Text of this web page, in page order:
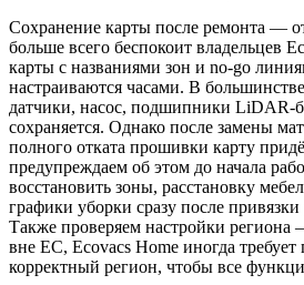
Сохранение карты после ремонта —
больше всего беспокоит владельцев
карты с названиями зон и no-go
настраиваются часами. В
датчики, насос, подшипники LiDAR-
сохраняется. Однако после замены
полного отката прошивки карту
предупреждаем об этом до начала
восстановить зоны, расстановку
графики уборки сразу после привязки
Также проверяем настройки региона
вне ЕС, Ecovacs Home иногда требует
корректный регион, чтобы все